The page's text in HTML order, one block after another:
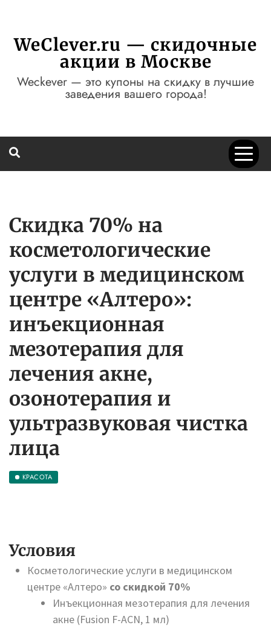
содержимому
WeClever.ru — скидочные
акции в Москве
Weckever — это купоны на скидку в лучшие
заведения вашего города!
Скидка 70% на
косметологические
услуги в медицинском
центре «Алтеро»:
инъекционная
мезотерапия для
лечения акне,
озонотерапия и
ультразвуковая чистка
лица
КРАСОТА
Условия
Косметологические услуги в медицинском
центре «Алтеро» со скидкой 70%
Инъекционная мезотерапия для лечения
акне (Fusion F-ACN, 1 мл)